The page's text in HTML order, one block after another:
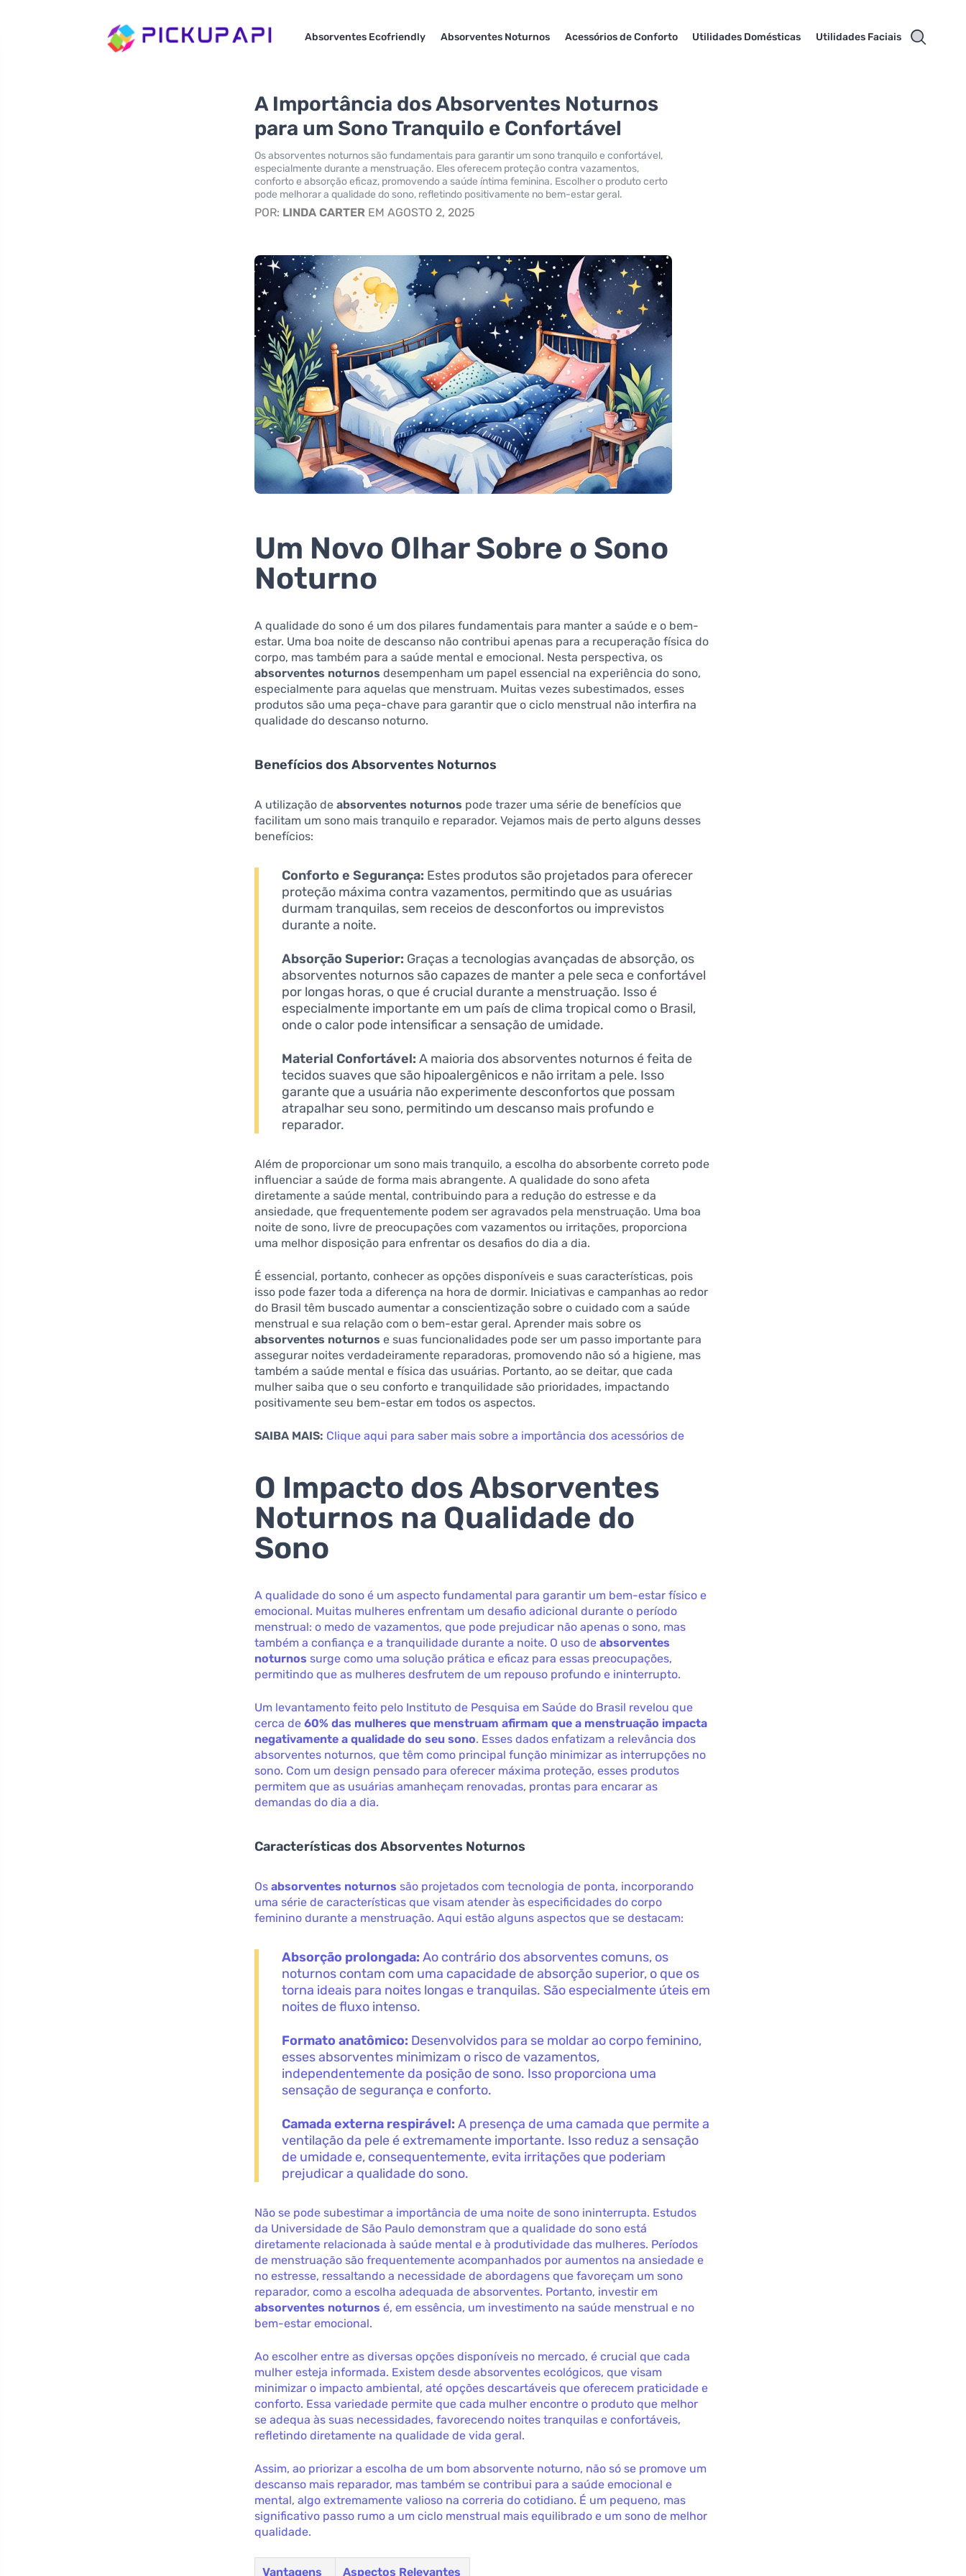
Absorventes Ecofriendly Absorventes Noturnos Acessórios de Conforto Utilidades Domésticas Utilidades Faciais
A Importância dos Absorventes Noturnos
para um Sono Tranquilo e Confortável
Os absorventes noturnos são fundamentais para garantir um sono tranquilo e confortável,
especialmente durante a menstruação. Eles oferecem proteção contra vazamentos,
conforto e absorção eficaz, promovendo a saúde íntima feminina. Escolher o produto certo
pode melhorar a qualidade do sono, refletindo positivamente no bem-estar geral.
POR: LINDA CARTER EM AGOSTO 2, 2025
Um Novo Olhar Sobre o Sono
Noturno
A qualidade do sono é um dos pilares fundamentais para manter a saúde e o bem-
estar. Uma boa noite de descanso não contribui apenas para a recuperação física do
corpo, mas também para a saúde mental e emocional. Nesta perspectiva, os
absorventes noturnos desempenham um papel essencial na experiência do sono,
especialmente para aquelas que menstruam. Muitas vezes subestimados, esses
produtos são uma peça-chave para garantir que o ciclo menstrual não interfira na
qualidade do descanso noturno.
Benefícios dos Absorventes Noturnos
A utilização deabsorventes noturnos pode trazer uma série de benefícios que
facilitam um sono mais tranquilo e reparador. Vejamos mais de perto alguns desses
benefícios:
Conforto e Segurança: Estes produtos são projetados para oferecer
proteção máxima contra vazamentos, permitindo que as usuárias
durmam tranquilas, sem receios de desconfortos ou imprevistos
durante a noite.
Absorção Superior: Graças a tecnologias avançadas de absorção, os
absorventes noturnos são capazes de manter a pele seca e confortável
por longas horas, o que é crucial durante a menstruação. Isso é
especialmente importante em um país de clima tropical como o Brasil,
onde o calor pode intensificar a sensação de umidade.
Material Confortável: A maioria dos absorventes noturnos é feita de
tecidos suaves que são hipoalergênicos e não irritam a pele. Isso
garante que a usuária não experimente desconfortos que possam
atrapalhar seu sono, permitindo um descanso mais profundo e
reparador.
Além de proporcionar um sono mais tranquilo, a escolha do absorbente correto pode
influenciar a saúde de forma mais abrangente. A qualidade do sono afeta
diretamente a saúde mental, contribuindo para a redução do estresse e da
ansiedade, que frequentemente podem ser agravados pela menstruação. Uma boa
noite de sono, livre de preocupações com vazamentos ou irritações, proporciona
uma melhor disposição para enfrentar os desafios do dia a dia.
É essencial, portanto, conhecer as opções disponíveis e suas características, pois
isso pode fazer toda a diferença na hora de dormir. Iniciativas e campanhas ao redor
do Brasil têm buscado aumentar a conscientização sobre o cuidado com a saúde
menstrual e sua relação com o bem-estar geral. Aprender mais sobre os
absorventes noturnos e suas funcionalidades pode ser um passo importante para
assegurar noites verdadeiramente reparadoras, promovendo não só a higiene, mas
também a saúde mental e física das usuárias. Portanto, ao se deitar, que cada
mulher saiba que o seu conforto e tranquilidade são prioridades, impactando
positivamente seu bem-estar em todos os aspectos.
SAIBA MAIS: Clique aqui para saber mais sobre a importância dos acessórios de
O Impacto dos Absorventes
Noturnos na Qualidade do
Sono
A qualidade do sono é um aspecto fundamental para garantir um bem-estar físico e
emocional. Muitas mulheres enfrentam um desafio adicional durante o período
menstrual: o medo de vazamentos, que pode prejudicar não apenas o sono, mas
também a confiança e a tranquilidade durante a noite. O uso deabsorventes
noturnos surge como uma solução prática e eficaz para essas preocupações,
permitindo que as mulheres desfrutem de um repouso profundo e ininterrupto.
Um levantamento feito pelo Instituto de Pesquisa em Saúde do Brasil revelou que
cerca de60% das mulheres que menstruam afirmam que a menstruação impacta
negativamente a qualidade do seu sono. Esses dados enfatizam a relevância dos
absorventes noturnos, que têm como principal função minimizar as interrupções no
sono. Com um design pensado para oferecer máxima proteção, esses produtos
permitem que as usuárias amanheçam renovadas, prontas para encarar as
demandas do dia a dia.
Características dos Absorventes Noturnos
Osabsorventes noturnos são projetados com tecnologia de ponta, incorporando
uma série de características que visam atender às especificidades do corpo
feminino durante a menstruação. Aqui estão alguns aspectos que se destacam:
Absorção prolongada: Ao contrário dos absorventes comuns, os
noturnos contam com uma capacidade de absorção superior, o que os
torna ideais para noites longas e tranquilas. São especialmente úteis em
noites de fluxo intenso.
Formato anatômico: Desenvolvidos para se moldar ao corpo feminino,
esses absorventes minimizam o risco de vazamentos,
independentemente da posição de sono. Isso proporciona uma
sensação de segurança e conforto.
Camada externa respirável: A presença de uma camada que permite a
ventilação da pele é extremamente importante. Isso reduz a sensação
de umidade e, consequentemente, evita irritações que poderiam
prejudicar a qualidade do sono.
Não se pode subestimar a importância de uma noite de sono ininterrupta. Estudos
da Universidade de São Paulo demonstram que a qualidade do sono está
diretamente relacionada à saúde mental e à produtividade das mulheres. Períodos
de menstruação são frequentemente acompanhados por aumentos na ansiedade e
no estresse, ressaltando a necessidade de abordagens que favoreçam um sono
reparador, como a escolha adequada de absorventes. Portanto, investir em
absorventes noturnos é, em essência, um investimento na saúde menstrual e no
bem-estar emocional.
Ao escolher entre as diversas opções disponíveis no mercado, é crucial que cada
mulher esteja informada. Existem desde absorventes ecológicos, que visam
minimizar o impacto ambiental, até opções descartáveis que oferecem praticidade e
conforto. Essa variedade permite que cada mulher encontre o produto que melhor
se adequa às suas necessidades, favorecendo noites tranquilas e confortáveis,
refletindo diretamente na qualidade de vida geral.
Assim, ao priorizar a escolha de um bom absorvente noturno, não só se promove um
descanso mais reparador, mas também se contribui para a saúde emocional e
mental, algo extremamente valioso na correria do cotidiano. É um pequeno, mas
significativo passo rumo a um ciclo menstrual mais equilibrado e um sono de melhor
qualidade.
Vantagens Aspectos Relevantes